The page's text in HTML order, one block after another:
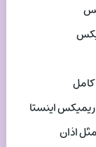
اینستا
اذان